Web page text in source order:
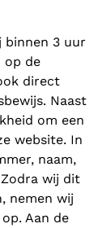
binnen 3 uur
op de
direct
Naast
om een
website. In
naam,
wij dit
nemen wij
Aan de